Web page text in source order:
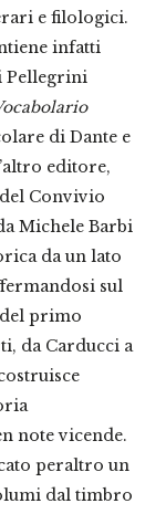
e filologici.
infatti
Pellegrini
di Dante e
editore,
Convivio
Michele Barbi
da un lato
sul
primo
da Carducci a
note vicende.
peraltro un
dal timbro